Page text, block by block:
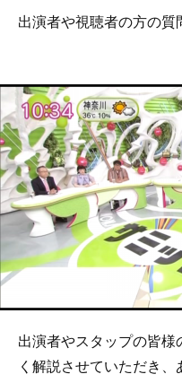
出演者や視聴者の方の質
出演者やスタップの皆
く解説させていただき、